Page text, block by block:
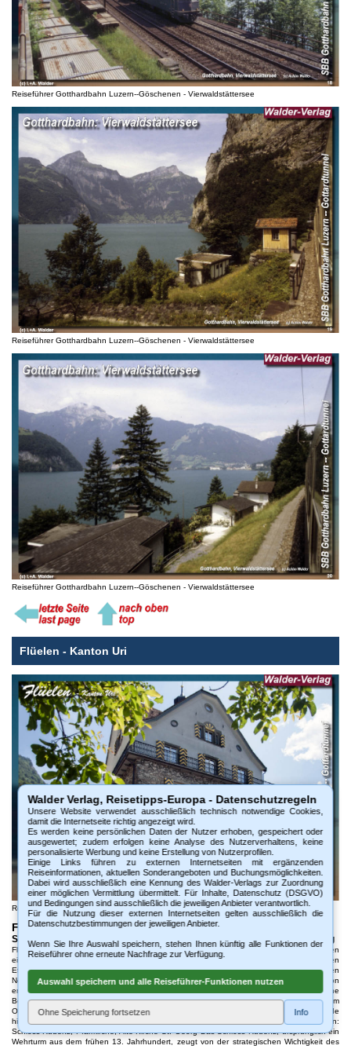
Reiseführer Gotthardbahn Luzern--Göschenen - Vierwaldstättersee
Reiseführer Gotthardbahn Luzern--Göschenen - Vierwaldstättersee
Reiseführer Gotthardbahn Luzern--Göschenen - Vierwaldstättersee
Flüelen - Kanton Uri
Reiseführer Flüelen - Kanton Uri
Flüelen - Kanton Uri - Schweiz
Sehenswürdigkeiten: Schloss Rudenz, Pfarrkirche, Alte Kirche St. Georg
Flüelen liegt malerisch am südlichen Ende des Urnersees und bildet seit Jahrhunderten
ein bedeutendes Tor zum Gotthardpass. Der Ort entwickelte sich früh zu einem wichtigen
Etappen- und Umschlagplatz, denn hier trafen sich Wasser- und Landwege, die den
Norden Europas mit dem Süden verbanden. Bereits im Jahr 1313 wird eine Zollstation
erwähnt, die die zentrale Lage Flüelens eindrucksvoll unterstreicht und seine historische
Bedeutung als Handels- und Verkehrsstandort sichtbar macht. Bis heute spürt man im
Ortskern die Geschichte dieser bewegten Epoche, in der Händler, Pilger und Reisende
hier Rast machten, bevor sie ihre Reise in die Alpen fortsetzten. Sehenswürdigkeiten:
Schloss Rudenz, Pfarrkirche, Alte Kirche St. Georg Das Schloss Rudenz, ursprünglich ein
Wehrturm aus dem frühen 13. Jahrhundert, zeugt von der strategischen Wichtigkeit des
Walder Verlag, Reisetipps-Europa - Datenschutzregeln
Unsere Website verwendet ausschließlich technisch notwendige Cookies,
damit die Internetseite richtig angezeigt wird.
Es werden keine persönlichen Daten der Nutzer erhoben, gespeichert oder
ausgewertet; zudem erfolgen keine Analyse des Nutzerverhaltens, keine
personalisierte Werbung und keine Erstellung von Nutzerprofilen.
Einige Links führen zu externen Internetseiten mit ergänzenden
Reiseinformationen, aktuellen Sonderangeboten und Buchungsmöglichkeiten.
Dabei wird ausschließlich eine Kennung des Walder-Verlags zur Zuordnung
einer möglichen Vermittlung übermittelt. Für Inhalte, Datenschutz (DSGVO)
und Bedingungen sind ausschließlich die jeweiligen Anbieter verantwortlich.
Für die Nutzung dieser externen Internetseiten gelten ausschließlich die
Datenschutzbestimmungen der jeweiligen Anbieter.
Wenn Sie Ihre Auswahl speichern, stehen Ihnen künftig alle Funktionen der
Reiseführer ohne erneute Nachfrage zur Verfügung.
Auswahl speichern und alle Reiseführer-Funktionen nutzen
Ohne Speicherung fortsetzen Info